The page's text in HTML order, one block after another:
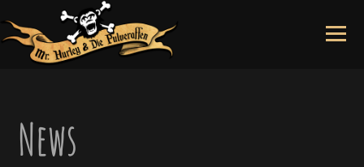
to
content
News